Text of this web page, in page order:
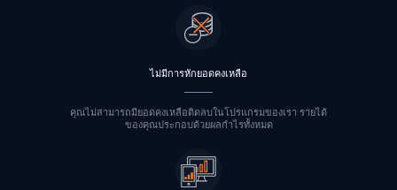
ไม่มีการหักยอดคงเหลือ
คุณไม่สามารถมียอดคงเหลือติดลบในโปรแกรมของเรา รายได้
ของคุณประกอบด้วยผลกำไรทั้งหมด